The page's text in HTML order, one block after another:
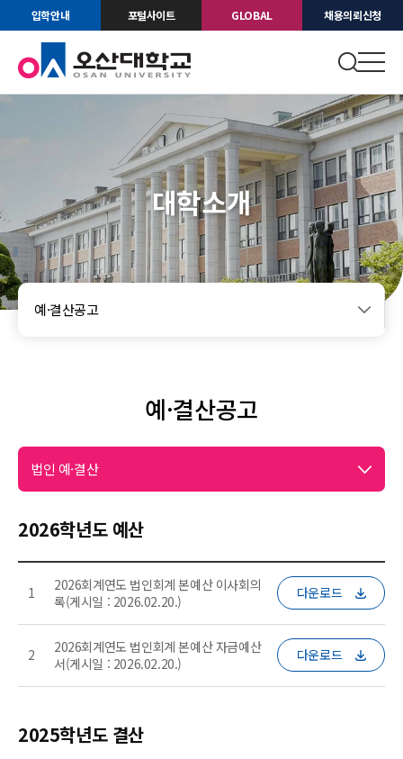
입학안내 포털사이트 GLOBAL 채용의뢰신청
대학소개
예·결산공고
예·결산공고
법인 예·결산
2026학년도 예산
1
2026회계연도 법인회계 본예산 이사회의
록(게시일 : 2026.02.20.)
다운로드
2
2026회계연도 법인회계 본예산 자금예산
서(게시일 : 2026.02.20.)
다운로드
2025학년도 결산